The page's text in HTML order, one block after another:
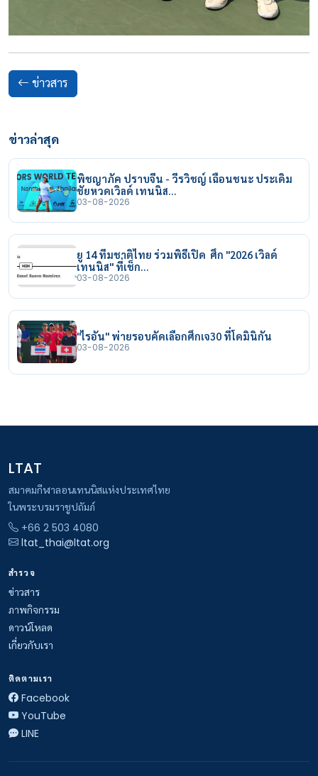
ข่าวสาร
ข่าวล่าสุด
พิชญาภัค ปราบจีน - วีรวิชญ์ เฉือนชนะ ประเดิม
ชัยหวดเวิลด์ เทนนิส…
03-08-2026
ยู 14 ทีมชาติไทย ร่วมพิธีเปิด ศึก "2026 เวิลด์
เทนนิส" ที่เช็ก…
03-08-2026
"ไรอัน" พ่ายรอบคัดเลือกศึกเจ30 ที่โดมินิกัน
03-08-2026
LTAT
สมาคมกีฬาลอนเทนนิสแห่งประเทศไทย
ในพระบรมราชูปถัมภ์
+66 2 503 4080
ltat_thai@ltat.org
สำรวจ
ข่าวสาร
ภาพกิจกรรม
ดาวน์โหลด
เกี่ยวกับเรา
ติดตามเรา
Facebook
YouTube
LINE